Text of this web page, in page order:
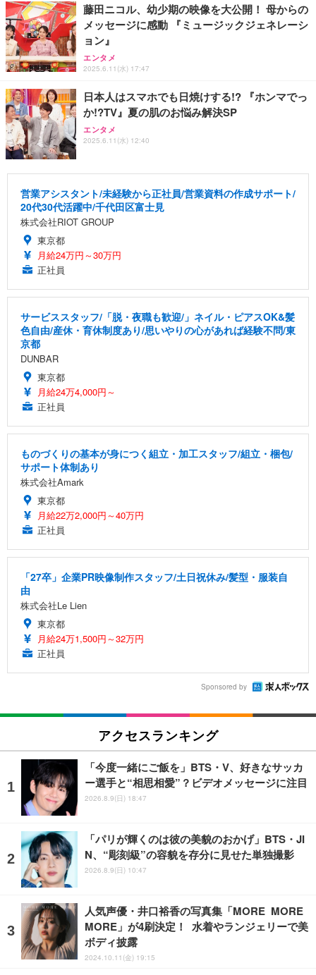
藤田ニコル、幼少期の映像を大公開！ 母からの
メッセージに感動 『ミュージックジェネレーシ
ョン』
エンタメ
2025.6.11(水) 17:47
日本人はスマホでも日焼けする!? 『ホンマでっ
か!?TV』夏の肌のお悩み解決SP
エンタメ
2025.6.11(水) 12:40
営業アシスタント/未経験から正社員/営業資料の作成サポート/
20代30代活躍中/千代田区富士見
株式会社RIOT GROUP
東京都
月給24万円～30万円
正社員
サービススタッフ/「脱・夜職も歓迎/」ネイル・ピアスOK&髪
色自由/産休・育休制度あり/思いやりの心があれば経験不問/東
京都
DUNBAR
東京都
月給24万4,000円～
正社員
ものづくりの基本が身につく組立・加工スタッフ/組立・梱包/
サポート体制あり
株式会社Amark
東京都
月給22万2,000円～40万円
正社員
「27卒」企業PR映像制作スタッフ/土日祝休み/髪型・服装自
由
株式会社Le Lien
東京都
月給24万1,500円～32万円
正社員
Sponsored by
アクセスランキング
「今度一緒にご飯を」BTS・V、好きなサッカ
ー選手と“相思相愛”？ビデオメッセージに注目
2026.8.9(日) 18:47
「パリが輝くのは彼の美貌のおかげ」BTS・JI
N、“彫刻級”の容貌を存分に見せた単独撮影
2026.8.9(日) 10:47
人気声優・井口裕香の写真集「MORE MORE
MORE」が4刷決定！ 水着やランジェリーで美
ボディ披露
2024.10.11(金) 19:15